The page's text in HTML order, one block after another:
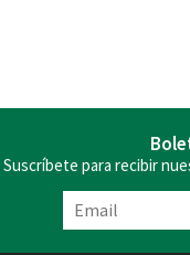
Suscríbete para recibir